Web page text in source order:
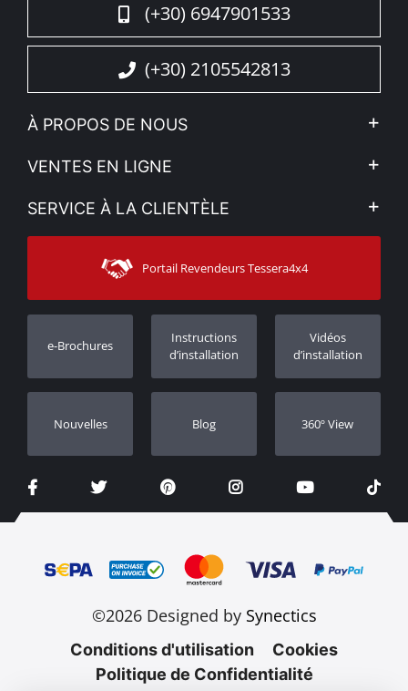
(+30) 6947901533
(+30) 2105542813
À PROPOS DE NOUS
L'entreprise
Voir nos actualités
Sitemap
VENTES EN LIGNE
Mon compte
Moyens d’expédition
SERVICE À LA CLIENTÈLE
Contacter
Assistance aux clients
Suivi des commandes
Concessionnaires
Portail Revendeurs Tessera4x4
e-Brochures
Instructions
d’installation
Vidéos
d’installation
Nouvelles Blog 360º View
©2026 Designed by Synectics
Conditions d'utilisation
Cookies
Politique de Confidentialité